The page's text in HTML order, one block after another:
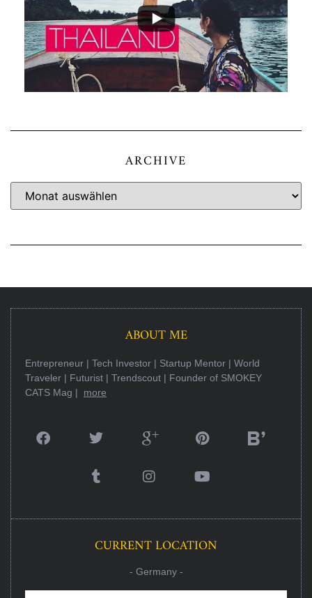
ARCHIVE
ABOUT ME
Entrepreneur | Tech Investor | Startup Mentor | World
Traveler | Futurist | Trendscout | Founder of SMOKEY
CATS Mag | more
CURRENT LOCATION
- Germany -